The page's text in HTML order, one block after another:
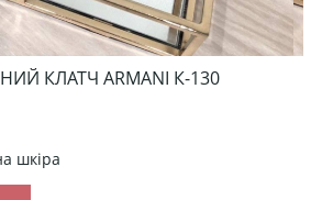
КЛАТЧ ARMANI К-130
шкіра